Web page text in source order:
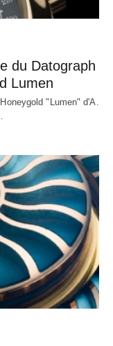
du Datograph
Lumen
"Lumen" d'A.